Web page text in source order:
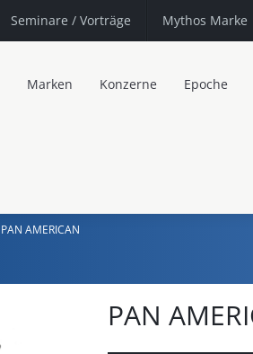
Seminare / Vorträge Mythos Marke
Marken Konzerne Epoche
PAN AMERICAN
PAN